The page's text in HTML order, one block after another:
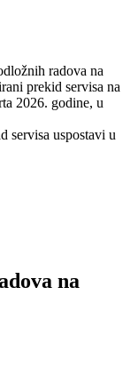
radova na
prekid servisa na
2026. godine, u
servisa uspostavi u
na